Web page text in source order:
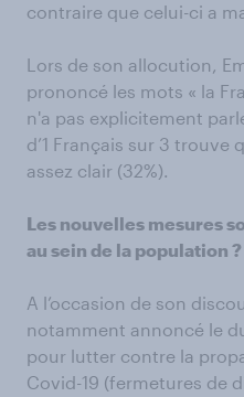
contraire que celui-ci a
Lors de son allocution,
prononcé les mots « la
n'a pas explicitement
d’1 Français sur 3 trouve
assez clair (32%).
Les nouvelles mesures
au sein de la population ?
A l’occasion de son
notamment annoncé le
pour lutter contre la
Covid-19 (fermetures de